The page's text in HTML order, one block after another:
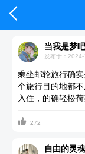

当我是梦吧
发布于：
乘坐邮轮旅行确
个旅行目的地都
入住，的确轻松
是能够去到不同
一步的了解。
 272
自由的灵